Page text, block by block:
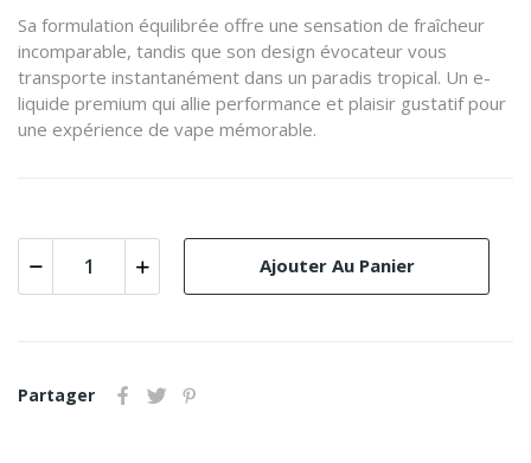
Sa formulation équilibrée offre une sensation de fraîcheur
incomparable, tandis que son design évocateur vous
transporte instantanément dans un paradis tropical. Un e-
liquide premium qui allie performance et plaisir gustatif pour
une expérience de vape mémorable.
Ajouter Au Panier
Partager